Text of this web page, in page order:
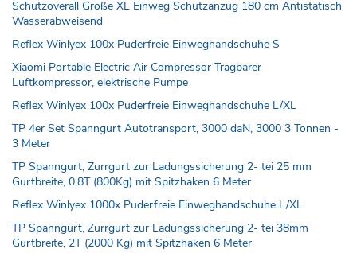
Schutzoverall Größe XL Einweg Schutzanzug 180 cm Antistatisch
Wasserabweisend
Reflex Winlyex 100x Puderfreie Einweghandschuhe S
Xiaomi Portable Electric Air Compressor Tragbarer
Luftkompressor, elektrische Pumpe
Reflex Winlyex 100x Puderfreie Einweghandschuhe L/XL
TP 4er Set Spanngurt Autotransport, 3000 daN, 3000 3 Tonnen -
3 Meter
TP Spanngurt, Zurrgurt zur Ladungssicherung 2- tei 25 mm
Gurtbreite, 0,8T (800Kg) mit Spitzhaken 6 Meter
Reflex Winlyex 1000x Puderfreie Einweghandschuhe L/XL
TP Spanngurt, Zurrgurt zur Ladungssicherung 2- tei 38mm
Gurtbreite, 2T (2000 Kg) mit Spitzhaken 6 Meter